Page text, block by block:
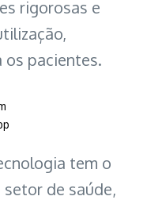
rigorosas e
os pacientes.
tem o
de saúde,